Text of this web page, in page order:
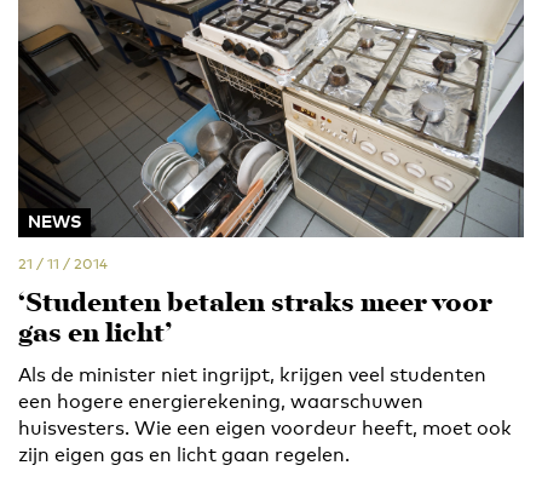
NEWS
21 / 11 / 2014
‘Studenten betalen straks meer voor
gas en licht’
Als de minister niet ingrijpt, krijgen veel studenten
een hogere energierekening, waarschuwen
huisvesters. Wie een eigen voordeur heeft, moet ook
zijn eigen gas en licht gaan regelen.